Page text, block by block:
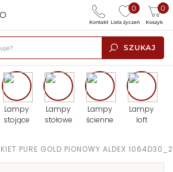
SZUKAJ
0
Lista życzeń
0
Koszyk
Kontakt
Lampy
stojące
Lampy
stołowe
Lampy
ścienne
Lampy
loft
PURE GOLD PIONOWY ALDEX 1064D30_2